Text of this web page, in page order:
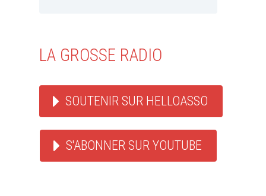
LA GROSSE RADIO
SOUTENIR SUR HELLOASSO
S'ABONNER SUR YOUTUBE